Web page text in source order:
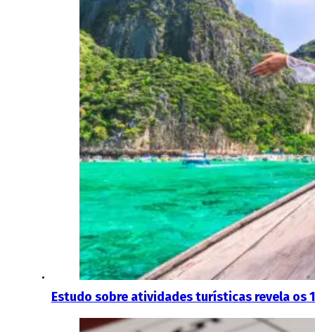
Estudo sobre atividades turísticas revela os